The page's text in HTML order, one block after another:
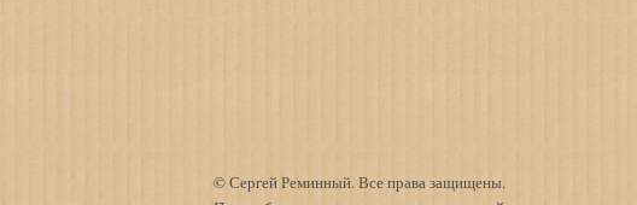
© Сергей Реминный. Все права защищены.